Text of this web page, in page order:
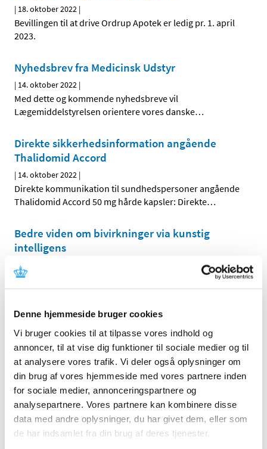
Denne hjemmeside bruger cookies
Vi bruger cookies til at tilpasse vores indhold og
annoncer, til at vise dig funktioner til sociale medier og til
at analysere vores trafik. Vi deler også oplysninger om
din brug af vores hjemmeside med vores partnere inden
for sociale medier, annonceringspartnere og
analysepartnere. Vores partnere kan kombinere disse
data med andre oplysninger, du har givet dem, eller som
de har indsamlet fra din brug af deres tjenester.
| 18. oktober 2022 |
Bevillingen til at drive Ordrup Apotek er ledig pr. 1. april
2023.
Nyhedsbrev fra Medicinsk Udstyr
| 14. oktober 2022 |
Med dette og kommende nyhedsbreve vil
Lægemiddelstyrelsen orientere vores danske…
Direkte sikkerhedsinformation angående
Thalidomid Accord
| 14. oktober 2022 |
Direkte kommunikation til sundhedspersoner angående
Thalidomid Accord 50 mg hårde kapsler: Direkte…
Bedre viden om bivirkninger via kunstig
intelligens
13. oktober 2022
Sammen med blandt andre KU og Bispebjerg &
Frederiksberg Hospital søsætter…
Sikkerhedsopdatering for COVID-19 vacciner
(2022, nr. 9)
13. oktober 2022
Denne sikkerhedsopdatering har fokus på de vacciner,
der indgår i det danske vaccinationsprogram mod…
Styrket internationalt samarbejde om kontrol
af lægemiddelforsøg